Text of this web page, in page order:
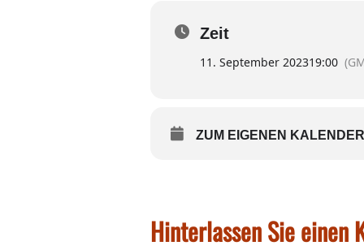
www.romed-kliniken.de/
Zeit
11. September 202319:00
ZUM EIGENEN
Hinterlassen Sie einen